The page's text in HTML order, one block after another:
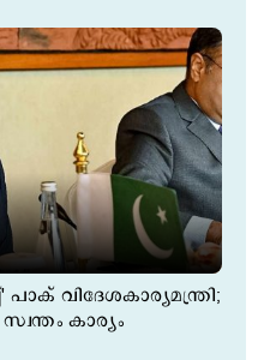
വിദേശകാര്യമന്ത്രി;
കാര്യം